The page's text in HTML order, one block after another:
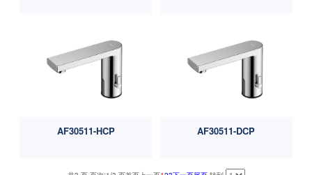
AF30511-HCP AF30511-DCP